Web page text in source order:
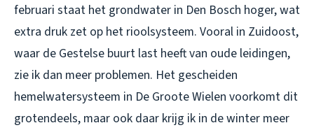
februari staat het grondwater in Den Bosch hoger, wat
extra druk zet op het rioolsysteem. Vooral in Zuidoost,
waar de Gestelse buurt last heeft van oude leidingen,
zie ik dan meer problemen. Het gescheiden
hemelwatersysteem in De Groote Wielen voorkomt dit
grotendeels, maar ook daar krijg ik in de winter meer